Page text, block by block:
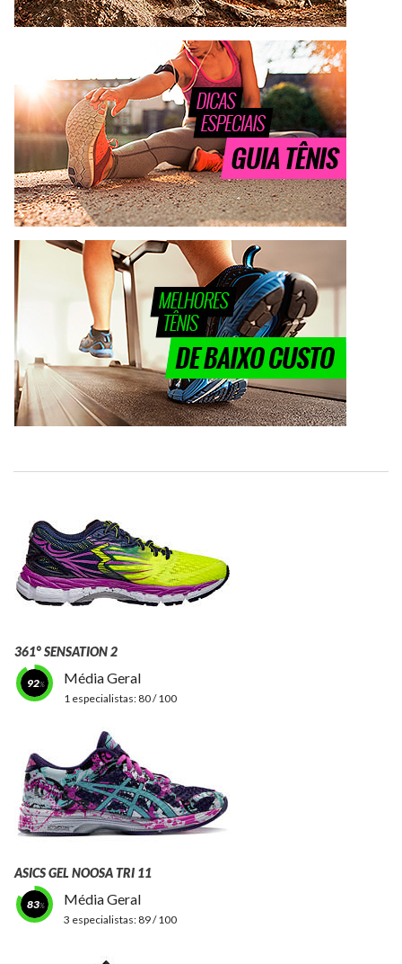
361° SENSATION 2
92 Média Geral
1 especialistas: 80 / 100
ASICS GEL NOOSA TRI 11
83 Média Geral
3 especialistas: 89 / 100